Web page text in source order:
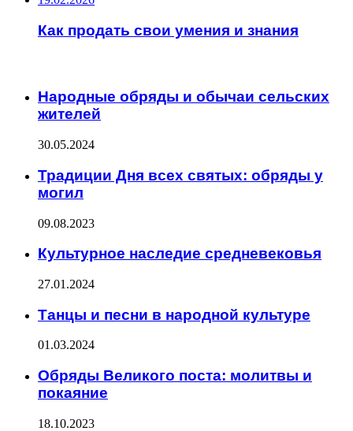
Как продать свои умения и знания
Народные обряды и обычаи сельских
жителей
30.05.2024
Традиции Дня всех святых: обряды у
могил
09.08.2023
Культурное наследие средневековья
27.01.2024
Танцы и песни в народной культуре
01.03.2024
Обряды Великого поста: молитвы и
покаяние
18.10.2023